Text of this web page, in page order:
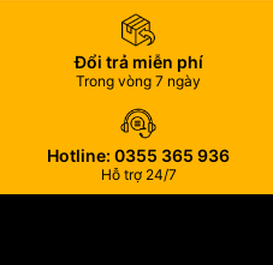
Đổi trả miễn phí
Trong vòng 7 ngày
Hotline: 0355 365 936
Hỗ trợ 24/7